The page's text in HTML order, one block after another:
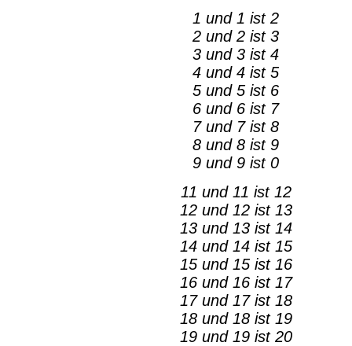
1 und 1 ist 2
2 und 2 ist 3
3 und 3 ist 4
4 und 4 ist 5
5 und 5 ist 6
6 und 6 ist 7
7 und 7 ist 8
8 und 8 ist 9
9 und 9 ist 0
11 und 11 ist 12
12 und 12 ist 13
13 und 13 ist 14
14 und 14 ist 15
15 und 15 ist 16
16 und 16 ist 17
17 und 17 ist 18
18 und 18 ist 19
19 und 19 ist 20